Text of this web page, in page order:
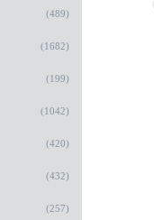
(489)
(1682)
(199)
(1042)
(420)
(432)
(257)